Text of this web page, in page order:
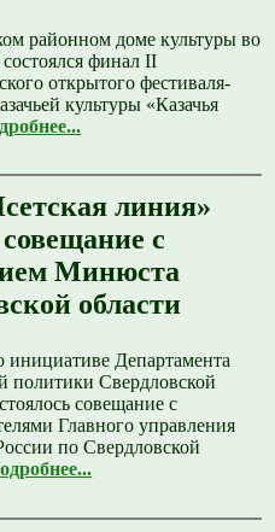
районном доме культуры во
состоялся финал II
открытого фестиваля-
культуры «Казачья
линия»
с
Минюста
области
инициативе Департамента
политики Свердловской
совещание с
Главного управления
по Свердловской